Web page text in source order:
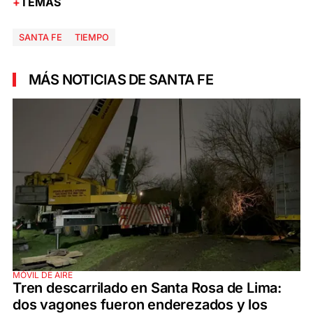
SANTA FE TIEMPO
MÁS NOTICIAS DE SANTA FE
MÓVIL DE AIRE
Tren descarrilado en Santa Rosa de Lima:
dos vagones fueron enderezados y los